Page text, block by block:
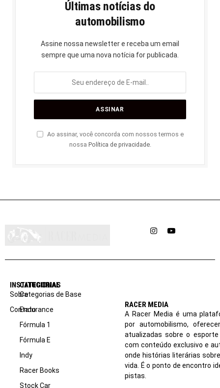
Últimas notícias do
automobilismo
Assine nossa newsletter e receba um email
sempre que uma nova notícia for publicada.
Ao assinar, você concorda com nossos termos e
nossa Política de privacidade.
InstagramYouTube
INSTITUCIONAL
Sobre
Contato
CATEGORIAS
Categorias de Base
Endurance
Fórmula 1
Fórmula E
Indy
Racer Books
Stock Car
RACER MEDIA
A Racer Media é uma
por automobilismo,
atualizadas sobre o
com conteúdo exclusivo e
onde histórias literárias
vida. É o ponto de encontro
pistas.